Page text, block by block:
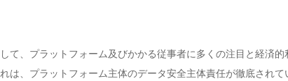
て、プラットフォーム及びかかる従事者に多くの注目と経済的
は、プラットフォーム主体のデータ安全主体責任が徹底されて